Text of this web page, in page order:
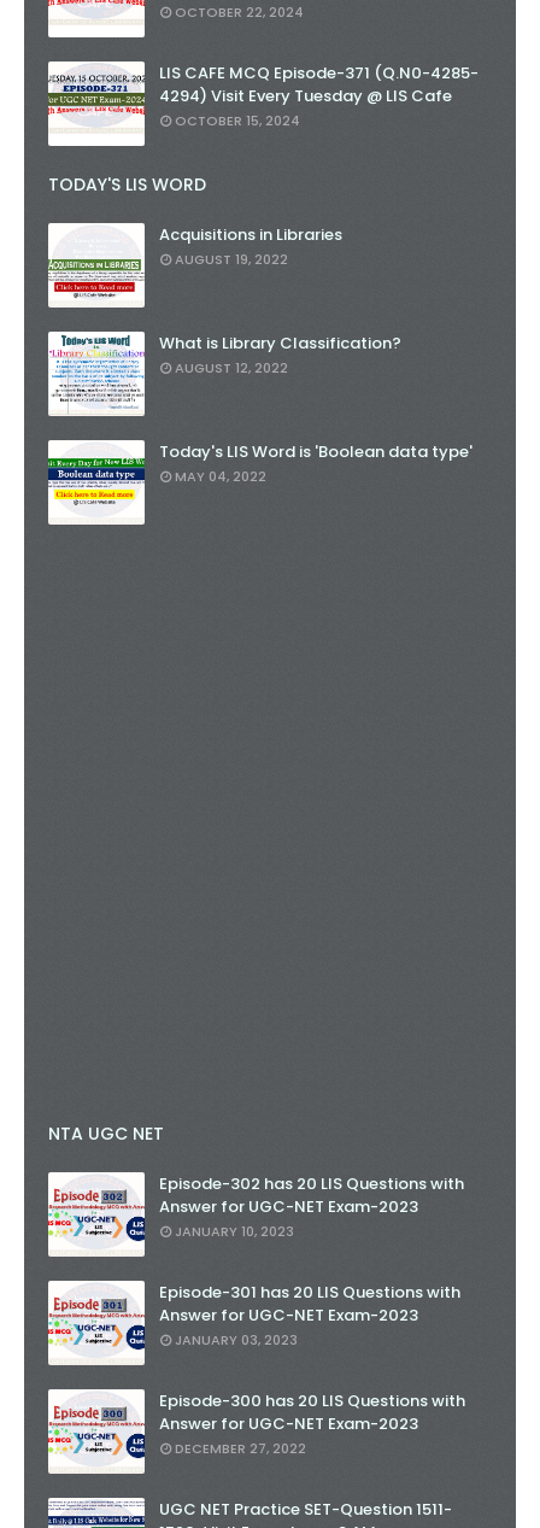
OCTOBER 22, 2024
LIS CAFE MCQ Episode-371 (Q.N0-4285-
4294) Visit Every Tuesday @ LIS Cafe
OCTOBER 15, 2024
TODAY'S LIS WORD
Acquisitions in Libraries
AUGUST 19, 2022
What is Library Classification?
AUGUST 12, 2022
Today's LIS Word is 'Boolean data type'
MAY 04, 2022
NTA UGC NET
Episode-302 has 20 LIS Questions with
Answer for UGC-NET Exam-2023
JANUARY 10, 2023
Episode-301 has 20 LIS Questions with
Answer for UGC-NET Exam-2023
JANUARY 03, 2023
Episode-300 has 20 LIS Questions with
Answer for UGC-NET Exam-2023
DECEMBER 27, 2022
UGC NET Practice SET-Question 1511-